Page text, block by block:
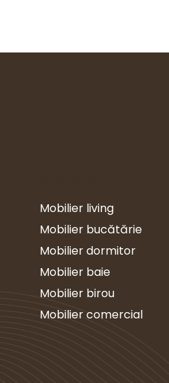
Mobilier living
Mobilier bucătărie
Mobilier dormitor
Mobilier baie
Mobilier birou
Mobilier comercial